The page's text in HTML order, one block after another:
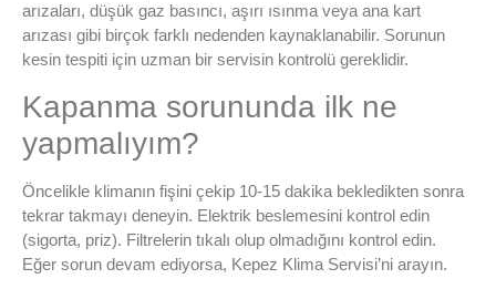
arızaları, düşük gaz basıncı, aşırı ısınma veya ana kart
arızası gibi birçok farklı nedenden kaynaklanabilir. Sorunun
kesin tespiti için uzman bir servisin kontrolü gereklidir.
Kapanma sorununda ilk ne
yapmalıyım?
Öncelikle klimanın fişini çekip 10-15 dakika bekledikten sonra
tekrar takmayı deneyin. Elektrik beslemesini kontrol edin
(sigorta, priz). Filtrelerin tıkalı olup olmadığını kontrol edin.
Eğer sorun devam ediyorsa, Kepez Klima Servisi’ni arayın.